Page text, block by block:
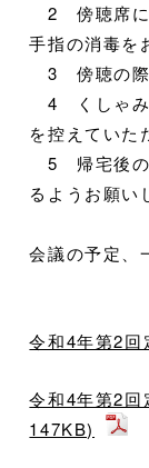
2 傍聴席に
手指の消毒を
3 傍聴の際
4 くしゃみ
を控えていた
5 帰宅後の
るようお願い
会議の予定、
令和4年第2
令和4年第2
147KB)